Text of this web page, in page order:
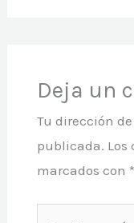
Deja un
Tu dirección
publicada. Los
marcados con *